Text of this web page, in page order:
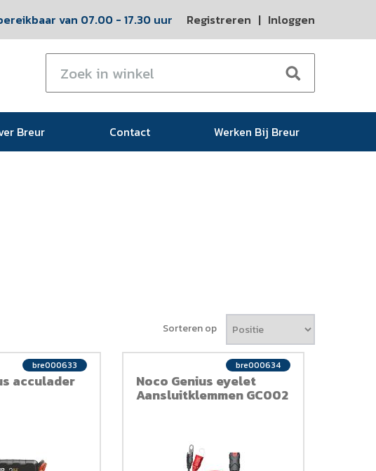
van 07.00 - 17.30 uur Registreren | Inloggen
Breur Contact Werken Bij Breur
Sorteren op
acculader
bre000633
Noco Genius eyelet
Aansluitklemmen GC002
bre000634